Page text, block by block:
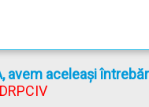
aceleași
DRPCIV